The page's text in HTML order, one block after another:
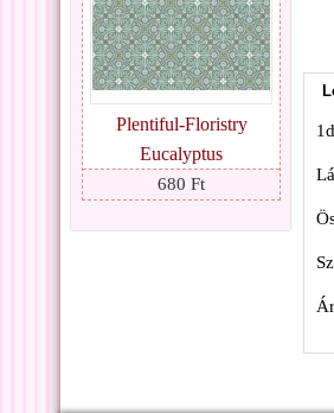
Plentiful-Floristry
Eucalyptus
680 Ft